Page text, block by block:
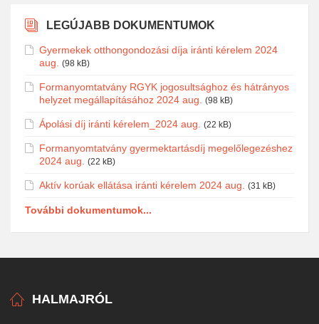
LEGÚJABB DOKUMENTUMOK
Gyermekek otthongondozási díja iránti kérelem 2024
aug.
(98 kB)
Formanyomtatvány RGYK jogosultsághoz és hátrányos
helyzet megállapításához 2024 aug.
(98 kB)
Ápolási díj iránti kérelem_2024 aug. (22 kB)
Formanyomtatvány gyermektartásdíj megelőlegezéshez
2024 aug.
(22 kB)
Aktív korúak ellátása iránti kérelem 2024 aug. (31 kB)
További dokumentumok...
HALMAJRÓL